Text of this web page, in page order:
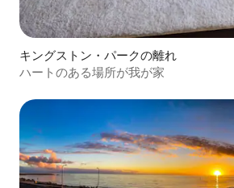
キングストン・パークの離れ
ハートのある場所が我が家